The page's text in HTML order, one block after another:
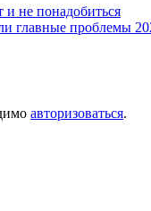
не понадобиться
главные проблемы
авторизоваться.